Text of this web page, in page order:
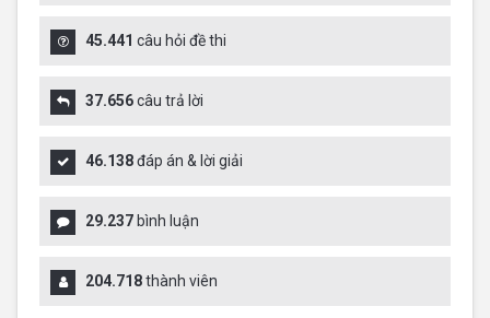
45.441 câu hỏi đề thi
37.656câu trả lời
46.138đáp án & lời giải
29.237 bình luận
204.718thành viên